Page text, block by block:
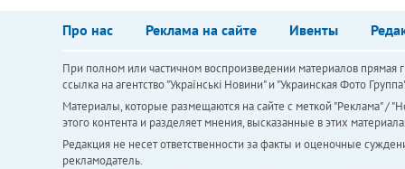
Про нас Реклама на сайте Ивенты
При полном или частичном воспроизведении материалов прямая
ссылка на агентство "Українськi Новини" и "Украинская Фото
Материалы, которые размещаются на сайте с меткой "Реклама" /
этого контента и разделяет мнения, высказанные в этих
Редакция не несет ответственности за факты и оценочные
рекламодатель.